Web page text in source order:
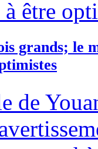
grands; le